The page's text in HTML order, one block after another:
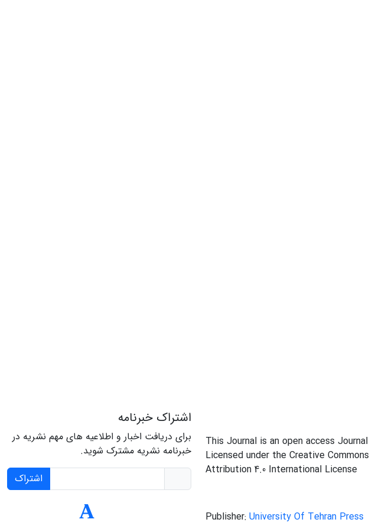
This Journal is an open access Journal
Licensed under the Creative Commons
Attribution 4.0 International License
Publisher: University Of Tehran Press
اشتراک خبرنامه
برای دریافت اخبار و اطلاعیه های مهم نشریه در
خبرنامه نشریه مشترک شوید.
اشتراک